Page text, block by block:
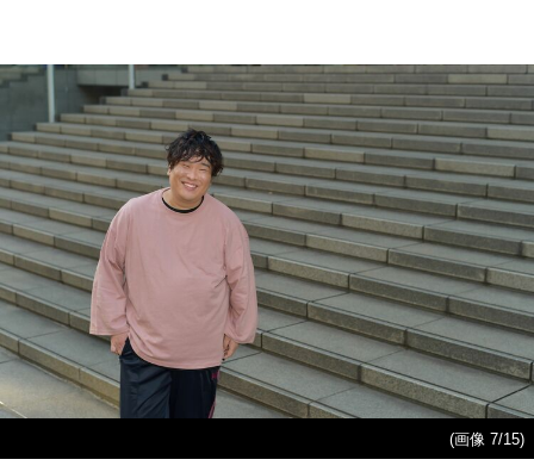
(画像 7/15)